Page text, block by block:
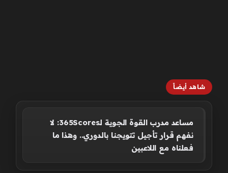
شاهد أيضاً
مساعد مدرب القوة الجوية لـ365Scores: لا
نفهم قرار تأجيل تتويجنا بالدوري.. وهذا ما
فعلناه مع اللاعبين